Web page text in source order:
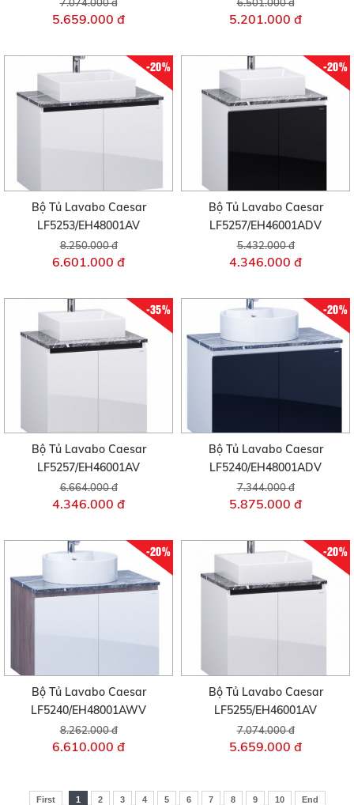
5.659.000 đ 5.201.000 đ
-20%
Bộ Tủ Lavabo Caesar
LF5253/EH48001AV
8.250.000 đ
6.601.000 đ
-20%
Bộ Tủ Lavabo Caesar
LF5257/EH46001ADV
5.432.000 đ
4.346.000 đ
-35%
Bộ Tủ Lavabo Caesar
LF5257/EH46001AV
6.664.000 đ
4.346.000 đ
-20%
Bộ Tủ Lavabo Caesar
LF5240/EH48001ADV
7.344.000 đ
5.875.000 đ
-20%
Bộ Tủ Lavabo Caesar
LF5240/EH48001AWV
8.262.000 đ
6.610.000 đ
-20%
Bộ Tủ Lavabo Caesar
LF5255/EH46001AV
7.074.000 đ
5.659.000 đ
First 1 2 3 4 5 6 7 8 9 10 End